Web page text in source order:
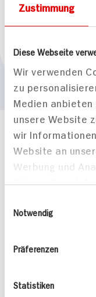
Zustimmung
Diese Webseite
Wir verwenden
zu
Medien
unsere Website
wir
Website an
Werbung und
führen diese
bereitgestellt
Notwendig
Präferenzen
Statistiken
Vegan
Hitschler
Häufig gestellte
Mehr Informationen
kontakt
hit.de
Montag -
Freitags: 9 bis 13 Uhr
Angebote & Coupons